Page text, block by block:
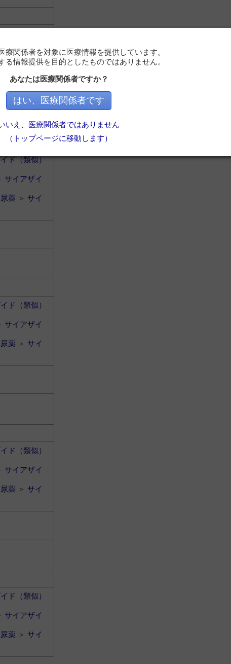
サイアザイ
ド（類似）
サイアザイ
薬 ＞ サイ
ド（類似）
サイアザイ
薬 ＞ サイ
ド（類似）
サイアザイ
薬 ＞ サイ
ド（類似）
サイアザイ
薬 ＞ サイ
療関係者を対象に医療情報を提供しています。
る情報提供を目的としたものではありません。
あなたは医療関係者ですか？
はい、医療関係者です
いえ、医療関係者ではありません
（トップページに移動します）